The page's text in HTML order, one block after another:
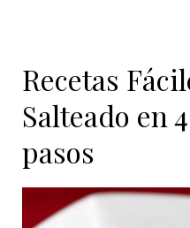
Recetas
Salteado en
pasos